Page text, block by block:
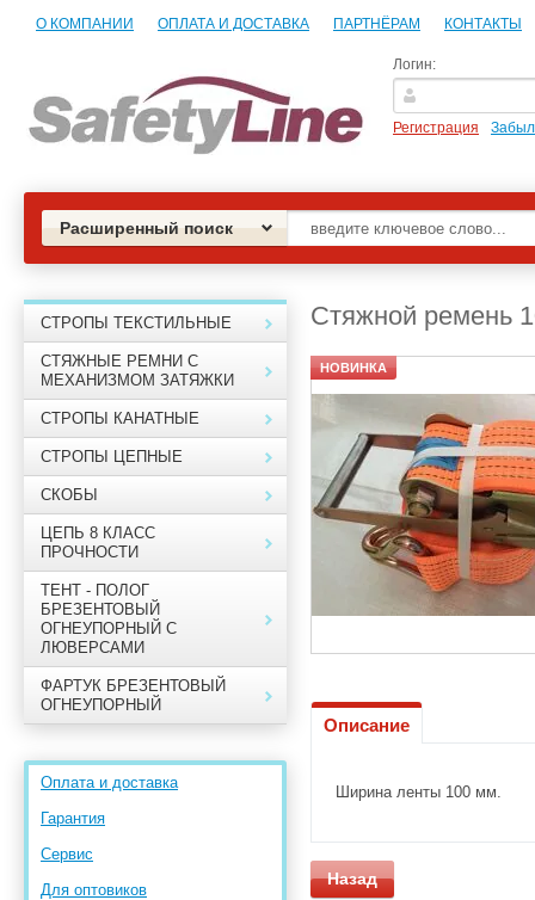
О КОМПАНИИ ОПЛАТА И ДОСТАВКА ПАРТНЁРАМ КОНТАКТЫ
Логин:
Регистрация
Расширенный поиск
СТРОПЫ ТЕКСТИЛЬНЫЕ
СТЯЖНЫЕ РЕМНИ С
МЕХАНИЗМОМ ЗАТЯЖКИ
СТРОПЫ КАНАТНЫЕ
СТРОПЫ ЦЕПНЫЕ
СКОБЫ
ЦЕПЬ 8 КЛАСС
ПРОЧНОСТИ
ТЕНТ - ПОЛОГ
БРЕЗЕНТОВЫЙ
ОГНЕУПОРНЫЙ С
ЛЮВЕРСАМИ
ФАРТУК БРЕЗЕНТОВЫЙ
ОГНЕУПОРНЫЙ
Оплата и доставка
Гарантия
Сервис
Для оптовиков
Стяжной ремень
НОВИНКА
Описание
Ширина ленты 100 мм.
Назад